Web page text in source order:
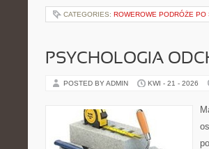
CATEGORIES: ROWEROWE PODRÓŻE PO
PSYCHOLOGIA
POSTED BY ADMIN KWI - 21 - 2026